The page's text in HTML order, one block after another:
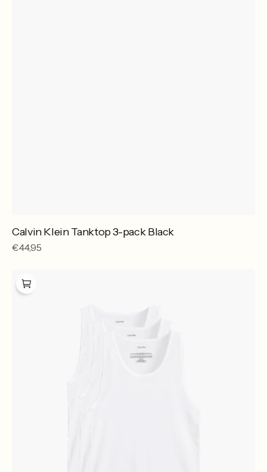
Calvin Klein Tanktop 3-pack Black
Reguliere
€44,95
Klein
Tanktop